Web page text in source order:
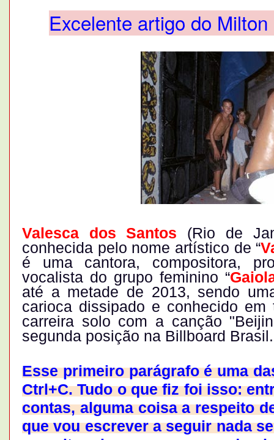
Excelente artigo do
Valesca dos Santos (Rio de
conhecida pelo nome artístico de “
é uma cantora, compositora,
vocalista do grupo feminino “
até a metade de 2013, sendo
carioca dissipado e conhecido
carreira solo com a canção
segunda posição na Billboard Brasil.
Esse primeiro parágrafo é uma
Ctrl+C. Tudo o que fiz foi isso:
contas, alguma coisa a respeito
que vou escrever a seguir nada